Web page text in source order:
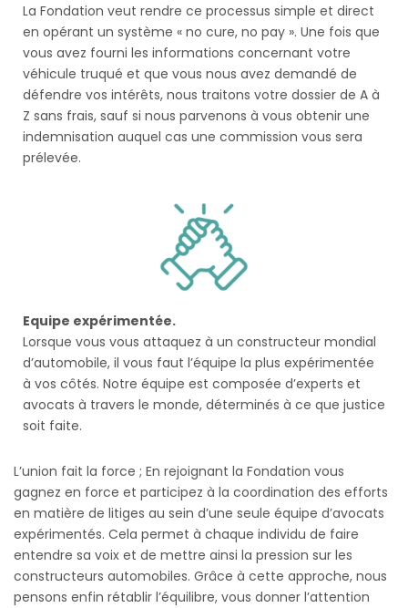
La Fondation veut rendre ce processus simple et direct
en opérant un système « no cure, no pay ». Une fois que
vous avez fourni les informations concernant votre
véhicule truqué et que vous nous avez demandé de
défendre vos intérêts, nous traitons votre dossier de A à
Z sans frais, sauf si nous parvenons à vous obtenir une
indemnisation auquel cas une commission vous sera
prélevée.
Equipe expérimentée.
Lorsque vous vous attaquez à un constructeur mondial
d’automobile, il vous faut l’équipe la plus expérimentée
à vos côtés. Notre équipe est composée d’experts et
avocats à travers le monde, déterminés à ce que justice
soit faite.
L’union fait la force ; En rejoignant la Fondation vous
gagnez en force et participez à la coordination des efforts
en matière de litiges au sein d’une seule équipe d’avocats
expérimentés. Cela permet à chaque individu de faire
entendre sa voix et de mettre ainsi la pression sur les
constructeurs automobiles. Grâce à cette approche, nous
pensons enfin rétablir l’équilibre, vous donner l’attention